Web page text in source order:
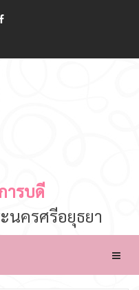
ารบดี
นครศรีอยุธยา